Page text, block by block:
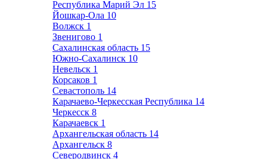
Республика Марий Эл 15
Йошкар-Ола 10
Волжск 1
Звенигово 1
Сахалинская область 15
Южно-Сахалинск 10
Невельск 1
Корсаков 1
Севастополь 14
Карачаево-Черкесская Республика 14
Черкесск 8
Карачаевск 1
Архангельская область 14
Архангельск 8
Северодвинск 4